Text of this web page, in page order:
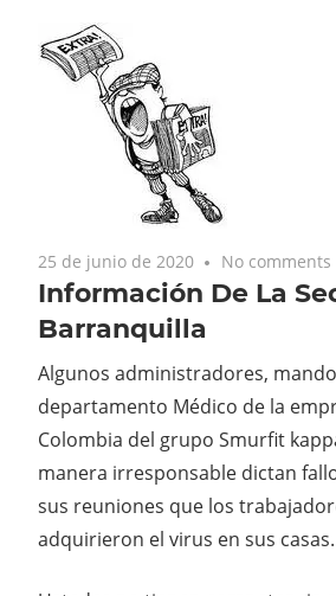
25 de junio de 2020 No comments
Información De La
Barranquilla
Algunos administradores,
departamento Médico de la
Colombia del grupo Smurfit
manera irresponsable dictan
sus reuniones que los
adquirieron el virus en sus casas.